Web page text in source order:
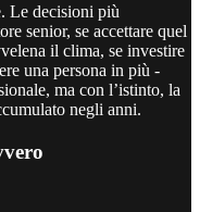
Le decisioni più
senior, se accettare quel
il clima, se investire
una persona in più -
ma con l’istinto, la
negli anni.